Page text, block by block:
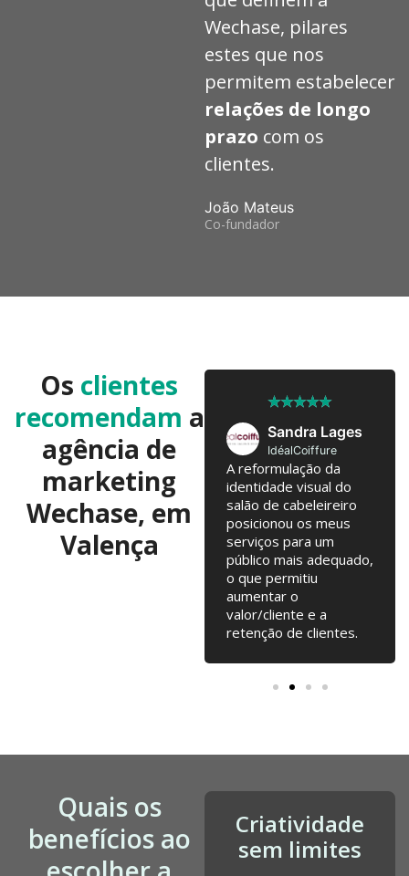
Wechase, pilares
estes que nos
permitem estabelecer
relações de longo
prazo com os
clientes.
João Mateus
Co-fundador
Os clientes
recomendam a
agência de
marketing
Wechase, em
Valença
José Pedro
Twobrothers
Colaboramos já há 10
anos, com troca de
ideias regulares para
testarmos. Campanhas
online, Email Marketing,
alterações na loja
Sandra Lages
★★★★★
IdéalCoiffure
A reformulação da
identidade visual do
salão de cabeleireiro
posicionou os meus
serviços para um
público mais adequado,
o que permitiu
aumentar o
valor/cliente e a
retenção de clientes.
Quais os
benefícios ao
Criatividade
sem limites